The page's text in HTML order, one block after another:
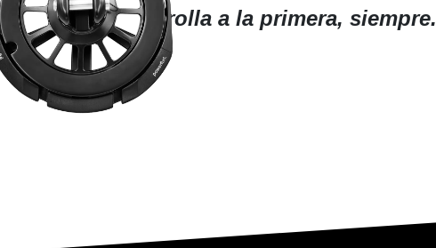
enrolla a la primera, siempre.